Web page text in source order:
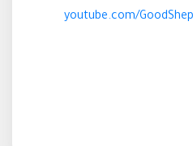
youtube.com/